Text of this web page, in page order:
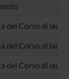
del Corso di
del Corso di
del Corso di